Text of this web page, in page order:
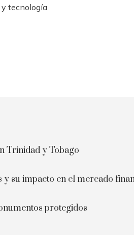
tecnología
Trinidad y Tobago
y su impacto en el mercado
protegidos